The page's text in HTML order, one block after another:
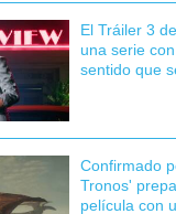
El Tráiler 3
una serie
sentido que
Confirmado
Tronos'
película con